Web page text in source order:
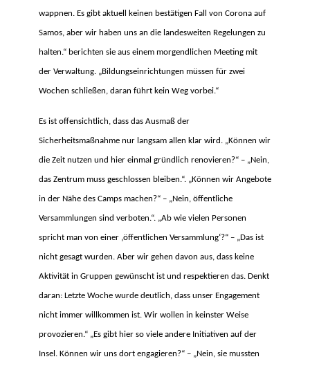
wappnen. Es gibt aktuell keinen bestätigen Fall von Corona auf
Samos, aber wir haben uns an die landesweiten Regelungen zu
halten.“ berichten sie aus einem morgendlichen Meeting mit
der Verwaltung. „Bildungseinrichtungen müssen für zwei
Wochen schließen, daran führt kein Weg vorbei.“
Es ist offensichtlich, dass das Ausmaß der
Sicherheitsmaßnahme nur langsam allen klar wird. „Können wir
die Zeit nutzen und hier einmal gründlich renovieren?“ – „Nein,
das Zentrum muss geschlossen bleiben.“. „Können wir Angebote
in der Nähe des Camps machen?“ – „Nein, öffentliche
Versammlungen sind verboten.“. „Ab wie vielen Personen
spricht man von einer ‚öffentlichen Versammlung‘?“ – „Das ist
nicht gesagt wurden. Aber wir gehen davon aus, dass keine
Aktivität in Gruppen gewünscht ist und respektieren das. Denkt
daran: Letzte Woche wurde deutlich, dass unser Engagement
nicht immer willkommen ist. Wir wollen in keinster Weise
provozieren.“ „Es gibt hier so viele andere Initiativen auf der
Insel. Können wir uns dort engagieren?“ – „Nein, sie mussten